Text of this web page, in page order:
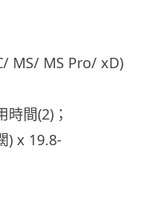
MS/ MS Pro/ xD)
間(2)；
) x 19.8-